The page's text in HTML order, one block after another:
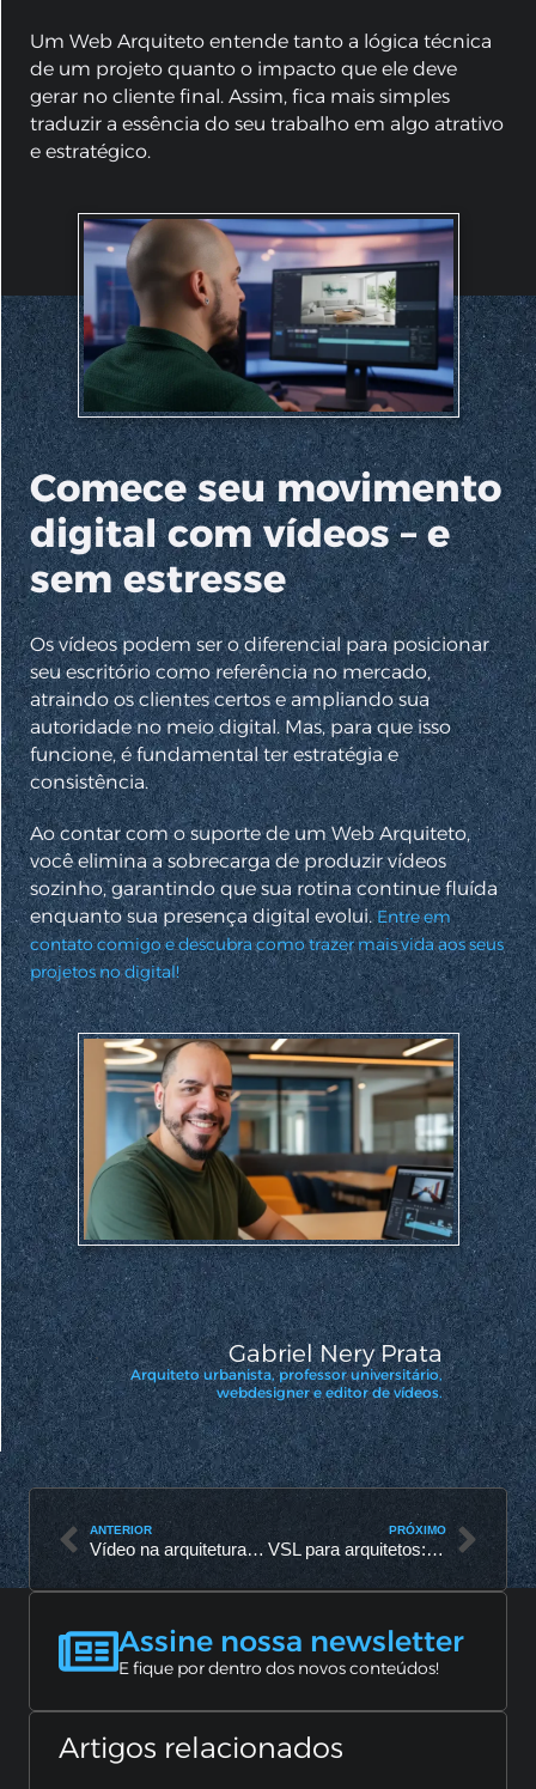
Um Web Arquiteto entende tanto a lógica técnica
de um projeto quanto o impacto que ele deve
gerar no cliente final. Assim, fica mais simples
traduzir a essência do seu trabalho em algo atrativo
e estratégico.
Comece seu movimento
digital com vídeos – e
sem estresse
Os vídeos podem ser o diferencial para posicionar
seu escritório como referência no mercado,
atraindo os clientes certos e ampliando sua
autoridade no meio digital. Mas, para que isso
funcione, é fundamental ter estratégia e
consistência.
Ao contar com o suporte de um Web Arquiteto,
você elimina a sobrecarga de produzir vídeos
sozinho, garantindo que sua rotina continue fluída
enquanto sua presença digital evolui.Entre em
contato comigo e descubra como trazer mais vida aos seus
projetos no digital!
Gabriel Nery Prata
Arquiteto urbanista, professor universitário,
webdesigner e editor de vídeos.
ANTERIOR
Vídeo na arquitetura nos tempos da inteligência artificial: inovação, velocidade e o futuro do design
PRÓXIMO
VSL para arquitetos: uma ferramenta de venda que vira instrumento de clareza
Assine nossa newsletter
E fique por dentro dos novos conteúdos!
Artigos relacionados